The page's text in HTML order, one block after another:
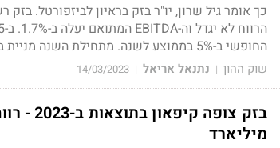
כך אומר גיל שרון, יו"ר בזק בראיון לביזפורטל.
החופשי ב-5% בממוצע לשנה. מתחילת השנה מניית בזק בירידה, האם המניה תחזור לעלות?
שוק ההון | נתנאל אריאל |
14/03/2023
מיליארד